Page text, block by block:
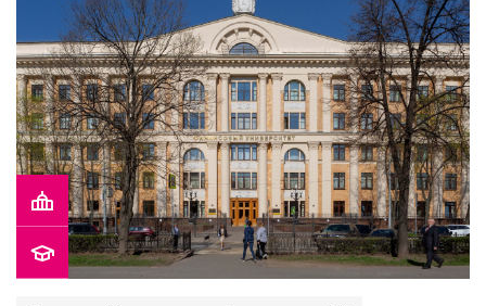
программного обеспечения оказалось недостаточно.